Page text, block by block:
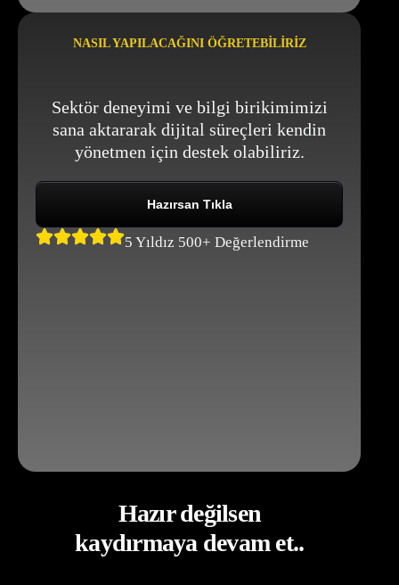
NASIL YAPILACAĞINI ÖĞRETEBILIRIZ
Sektör deneyimi ve bilgi birikimimizi
sana aktararak dijital süreçleri kendin
yönetmen için destek olabiliriz.
Hazırsan Tıkla
5 Yıldız 500+ Değerlendirme
Hazır değilsen
kaydırmaya devam et..